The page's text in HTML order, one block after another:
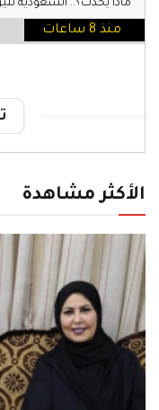
ماذا يحدث؟.. السعودية
منذ 8 ساعات
الأكثر مشاهدة